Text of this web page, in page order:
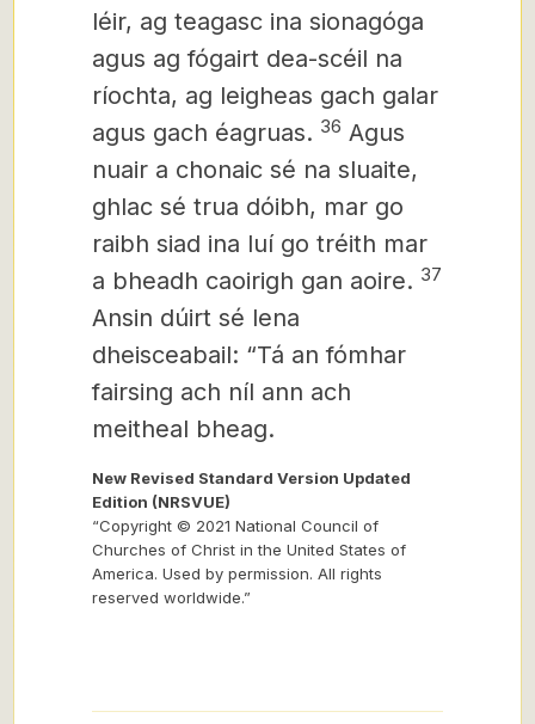
léir, ag teagasc ina sionagóga
agus ag fógairt dea-scéil na
ríochta, ag leigheas gach galar
agus gach éagruas. 36 Agus
nuair a chonaic sé na sluaite,
ghlac sé trua dóibh, mar go
raibh siad ina luí go tréith mar
a bheadh caoirigh gan aoire. 37
Ansin dúirt sé lena
dheisceabail: “Tá an fómhar
fairsing ach níl ann ach
meitheal bheag.
New Revised Standard Version Updated
Edition (NRSVUE)
“Copyright © 2021 National Council of
Churches of Christ in the United States of
America. Used by permission. All rights
reserved worldwide.”